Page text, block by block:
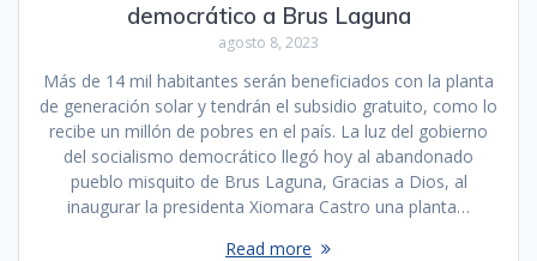
democrático a Brus Laguna
agosto 8, 2023
Más de 14 mil habitantes serán beneficiados con la planta
de generación solar y tendrán el subsidio gratuito, como lo
recibe un millón de pobres en el país. La luz del gobierno
del socialismo democrático llegó hoy al abandonado
pueblo misquito de Brus Laguna, Gracias a Dios, al
inaugurar la presidenta Xiomara Castro una planta…
Read more